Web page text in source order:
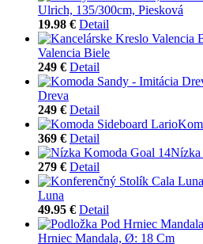
Ulrich, 135/300cm, Piesková
19.98 € Detail
Valencia Biele
249 € Detail
Dreva
249 € Detail
369 € Detail
Nízka
279 € Detail
Luna
49.95 € Detail
Hrniec Mandala, Ø: 18 Cm